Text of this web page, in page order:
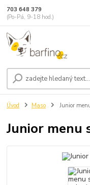
703 648 379
(Po-Pá, 9-18 hod.)
Úvod Maso Junior
Junior menu